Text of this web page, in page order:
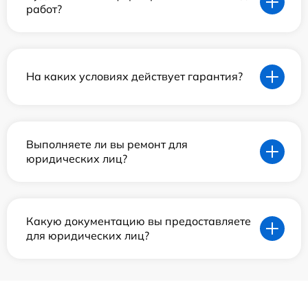
работ?
На каких условиях действует гарантия?
Выполняете ли вы ремонт для
юридических лиц?
Какую документацию вы предоставляете
для юридических лиц?